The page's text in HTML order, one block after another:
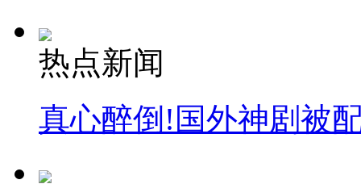
热点新闻
真心醉倒!国外神剧被